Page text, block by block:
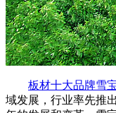
板材十大品牌雪
域发展，行业率先推